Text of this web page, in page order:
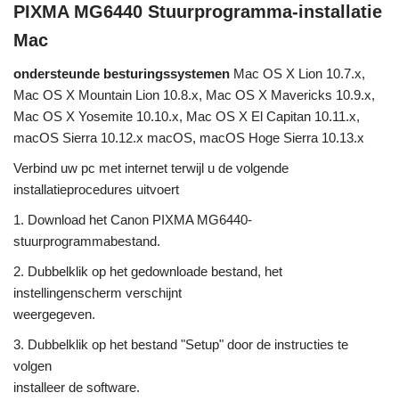
PIXMA MG6440 Stuurprogramma-installatie
Mac
ondersteunde besturingssystemen Mac OS X Lion 10.7.x,
Mac OS X Mountain Lion 10.8.x, Mac OS X Mavericks 10.9.x,
Mac OS X Yosemite 10.10.x, Mac OS X El Capitan 10.11.x,
macOS Sierra 10.12.x macOS, macOS Hoge Sierra 10.13.x
Verbind uw pc met internet terwijl u de volgende
installatieprocedures uitvoert
1. Download het Canon PIXMA MG6440-
stuurprogrammabestand.
2. Dubbelklik op het gedownloade bestand, het
instellingenscherm verschijnt
weergegeven.
3. Dubbelklik op het bestand "Setup" door de instructies te
volgen
installeer de software.